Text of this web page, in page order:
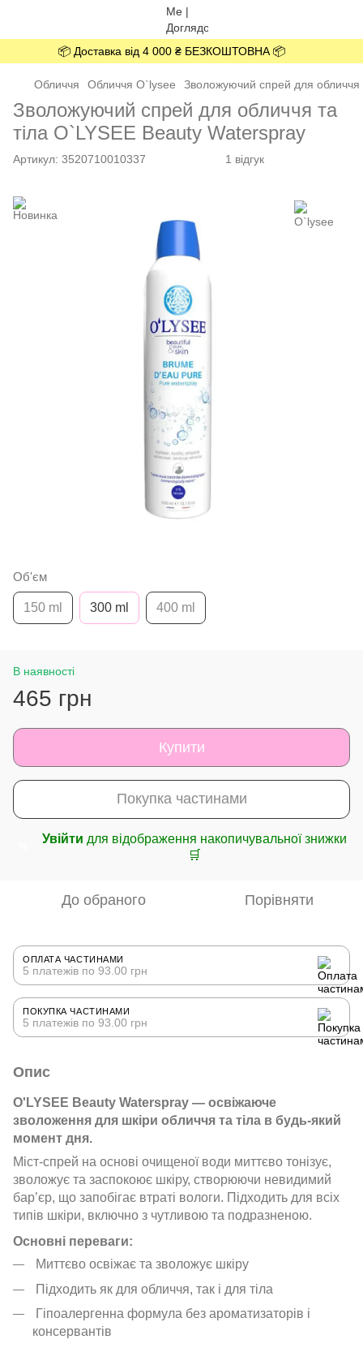
📦 Доставка від 4 000 ₴ БЕЗКОШТОВНА 📦
Обличчя Обличчя O`lysee Зволожуючий спрей для обличчя
Зволожуючий спрей для обличчя та
тіла O`LYSEE Beauty Waterspray
Артикул: 3520710010337 1 відгук
Об'єм
150 ml 300 ml 400 ml
В наявності
465 грн
Купити
Покупка частинами
Увійти для відображення накопичувальної знижки
🛒
До обраного Порівняти
ОПЛАТА ЧАСТИНАМИ
5 платежів по 93.00 грн
ПОКУПКА ЧАСТИНАМИ
5 платежів по 93.00 грн
Опис
O'LYSEE Beauty Waterspray — освіжаюче
зволоження для шкіри обличчя та тіла в будь-який
момент дня.
Міст-спрей на основі очищеної води миттєво тонізує,
зволожує та заспокоює шкіру, створюючи невидимий
бар’єр, що запобігає втраті вологи. Підходить для всіх
типів шкіри, включно з чутливою та подразненою.
Основні переваги:
Миттєво освіжає та зволожує шкіру
Підходить як для обличчя, так і для тіла
Гіпоалергенна формула без ароматизаторів і
консервантів